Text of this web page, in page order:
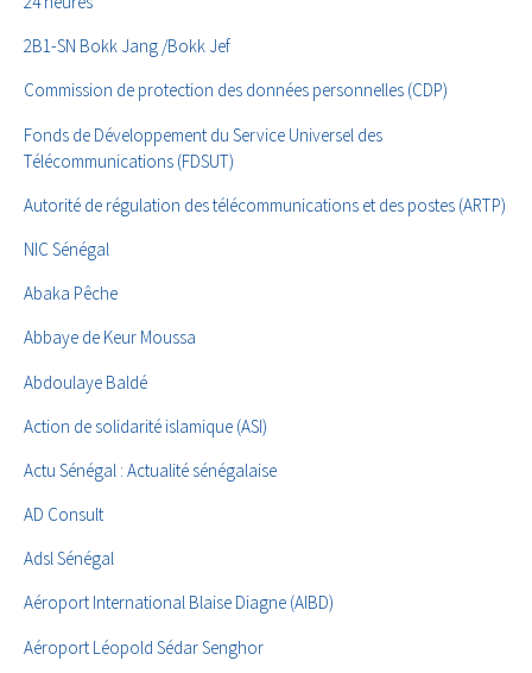
2B1-SN Bokk Jang /Bokk Jef
Commission de protection des données personnelles (CDP)
Fonds de Développement du Service Universel des
Télécommunications (FDSUT)
Autorité de régulation des télécommunications et des postes (ARTP)
NIC Sénégal
Abaka Pêche
Abbaye de Keur Moussa
Abdoulaye Baldé
Action de solidarité islamique (ASI)
Actu Sénégal : Actualité sénégalaise
AD Consult
Adsl Sénégal
Aéroport International Blaise Diagne (AIBD)
Aéroport Léopold Sédar Senghor